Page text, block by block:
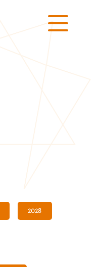
2028